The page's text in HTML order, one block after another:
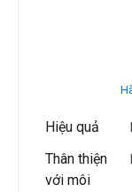
Hiệu quả
Thân thiện
với môi